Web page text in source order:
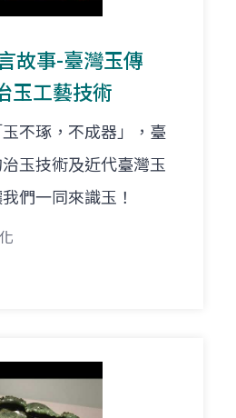
故事-臺灣玉傳
玉工藝技術
不琢，不成器」，臺
玉技術及近代臺灣玉
們一同來識玉！